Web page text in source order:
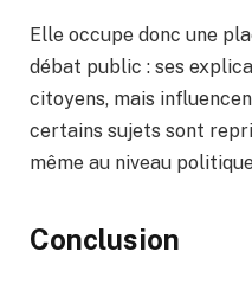
Elle occupe donc une
débat public : ses
citoyens, mais
certains sujets sont
même au niveau
Conclusion